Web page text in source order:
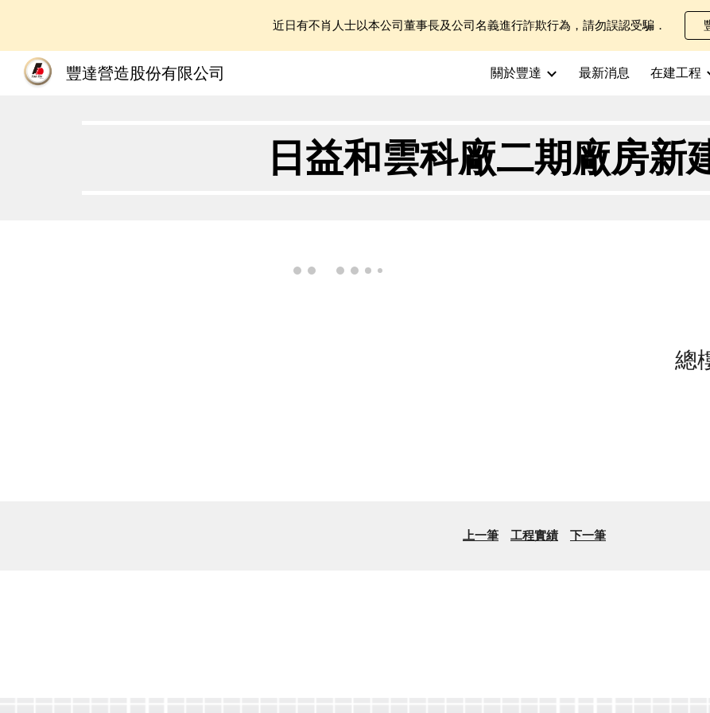
Skip to main content Skip to
近日有不肖人士以本公司董事長及公司名義進行詐欺行為，請勿誤認受騙．
豐達營造股份有限公司 關於豐達 最新消息 在建工程
日益和雲科廠二期廠房新
總
上一筆 工程實績 下一筆